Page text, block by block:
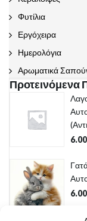
Φυτίλια
Εργόχειρα
Ημερολόγια
Αρωματικά
Προτεινόμενα
6.00
6.00